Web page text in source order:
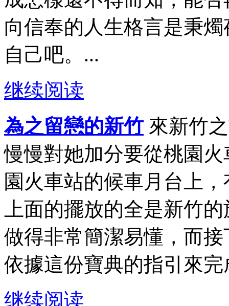
向信奉的人生格言是秉
自己吧。...
继续阅读
為之留戀的新竹 來新竹
慢慢對她加分要從桃園
園火車站的候車月台上
上面的擺放的全是新竹
做得非常簡潔易懂，而
依據這份寶典的指引來完
继续阅读